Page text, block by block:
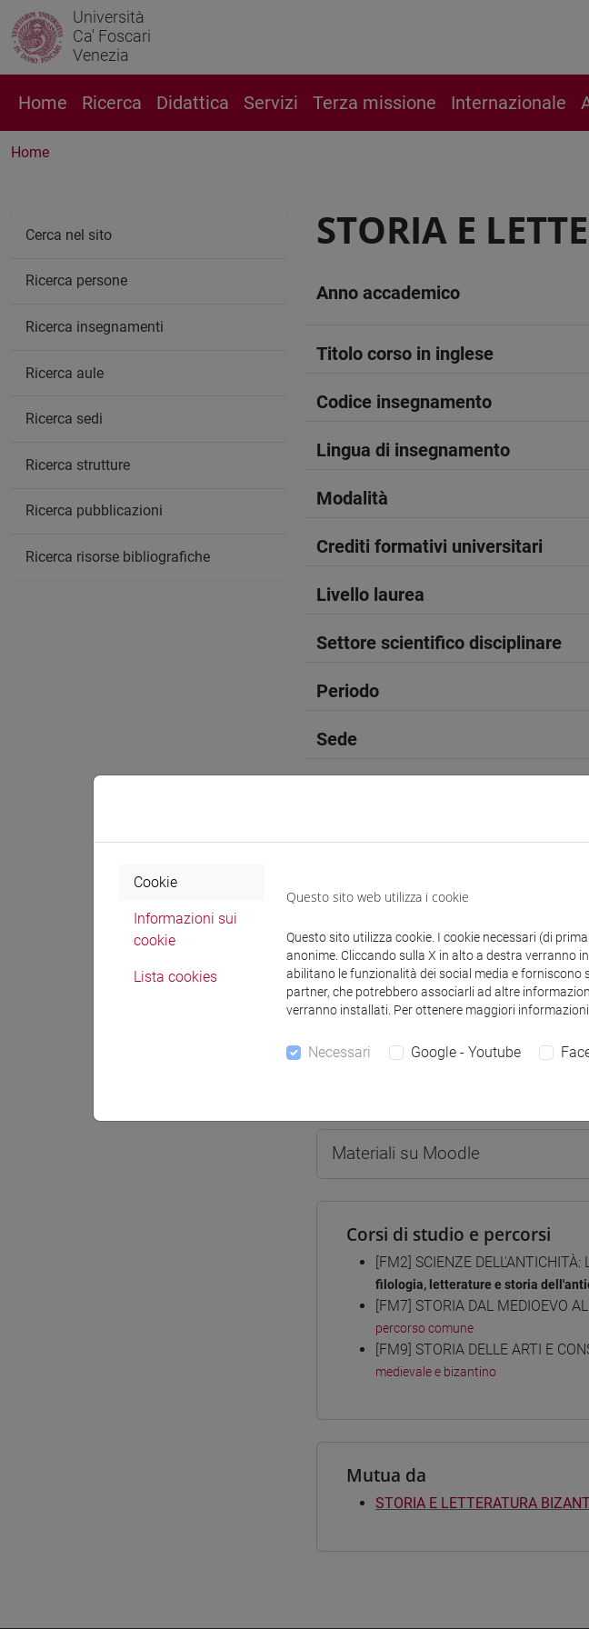
Università
Ca' Foscari
Venezia
Home Ricerca Didattica Servizi Terza missione Internazionale
Home
STORIA E
Anno accademico
Titolo corso in inglese
Codice insegnamento
Lingua di insegnamento
Modalità
Crediti formativi universitari
Livello laurea
Settore scientifico disciplinare
Periodo
Sede
Docenti
Materiali su Moodle
Corsi di studio e percorsi
[FM2] SCIENZE
filologia, letterature e storia
[FM7] STORIA DAL MEDIOEVO
percorso comune
[FM9] STORIA DELLE ARTI E
medievale e bizantino
Mutua da
STORIA E LETTERATURA
Cerca nel sito
Ricerca persone
Ricerca insegnamenti
Ricerca aule
Ricerca sedi
Ricerca strutture
Ricerca pubblicazioni
Ricerca risorse bibliografiche
Cookie
Informazioni sui
cookie
Lista cookies
Questo sito web utilizza i cookie
Questo sito utilizza cookie. I cookie necessari (di
anonime. Cliccando sulla X in alto a destra verranno
abilitano le funzionalità dei social media e
partner, che potrebbero associarli ad altre
verranno installati. Per ottenere maggiori
Necessari Google - Youtube